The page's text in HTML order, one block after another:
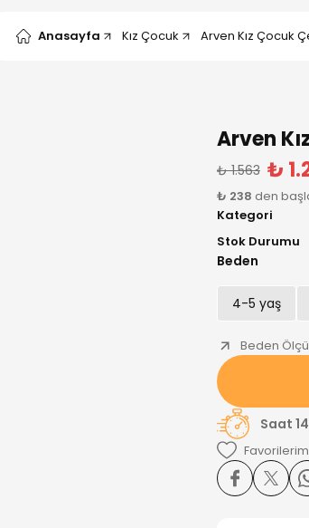
Anasayfa Kız Çocuk Arven Kız Çocuk
Arven
₺ 1.563 ₺
₺ 238 den
Kategori
Stok Durumu
Beden
4-5 yaş
Beden
Saat